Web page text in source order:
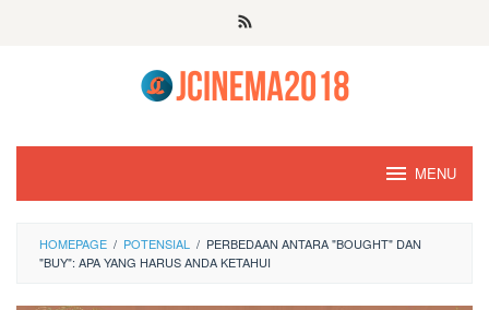
MENU
HOMEPAGE / POTENSIAL / PERBEDAAN ANTARA "BOUGHT" DAN
"BUY": APA YANG HARUS ANDA KETAHUI